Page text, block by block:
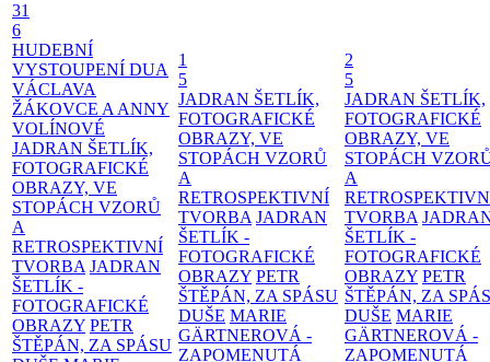
31
6
HUDEBNÍ
VYSTOUPENÍ DUA
VÁCLAVA
ŽÁKOVCE A ANNY
VOLÍNOVÉ
JADRAN ŠETLÍK,
FOTOGRAFICKÉ
OBRAZY, VE
STOPÁCH VZORŮ
A
RETROSPEKTIVNÍ
TVORBA JADRAN
ŠETLÍK -
FOTOGRAFICKÉ
OBRAZY PETR
ŠTĚPÁN, ZA SPÁSU
1
5
JADRAN ŠETLÍK,
FOTOGRAFICKÉ
OBRAZY, VE
STOPÁCH VZORŮ
A
RETROSPEKTIVNÍ
TVORBA JADRAN
ŠETLÍK -
FOTOGRAFICKÉ
OBRAZY PETR
ŠTĚPÁN, ZA SPÁSU
DUŠE MARIE
GÄRTNEROVÁ -
ZAPOMENUTÁ
2
5
JADRAN ŠETLÍK,
FOTOGRAFICKÉ
OBRAZY, VE
STOPÁCH
A
TVORBA
ŠETLÍK -
FOTOGRAFICKÉ
OBRAZY PETR
ŠTĚPÁN, ZA
DUŠE MARIE
GÄRTNEROVÁ -
ZAPOMENUTÁ